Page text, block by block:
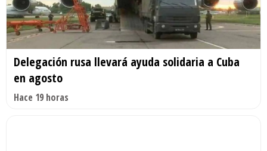
Delegación rusa llevará ayuda solidaria a Cuba
en agosto
Hace 19 horas